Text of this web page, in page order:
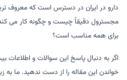
دارو در ایران در دسترس است که معروف
مجسترول دقیقاً چیست و چگونه کار می کند؟
برای همه مناسب است؟
اگر به دنبال پاسخ این سوالات و اطلاعات
خواندن این مقاله را از دست ندهید. ما به